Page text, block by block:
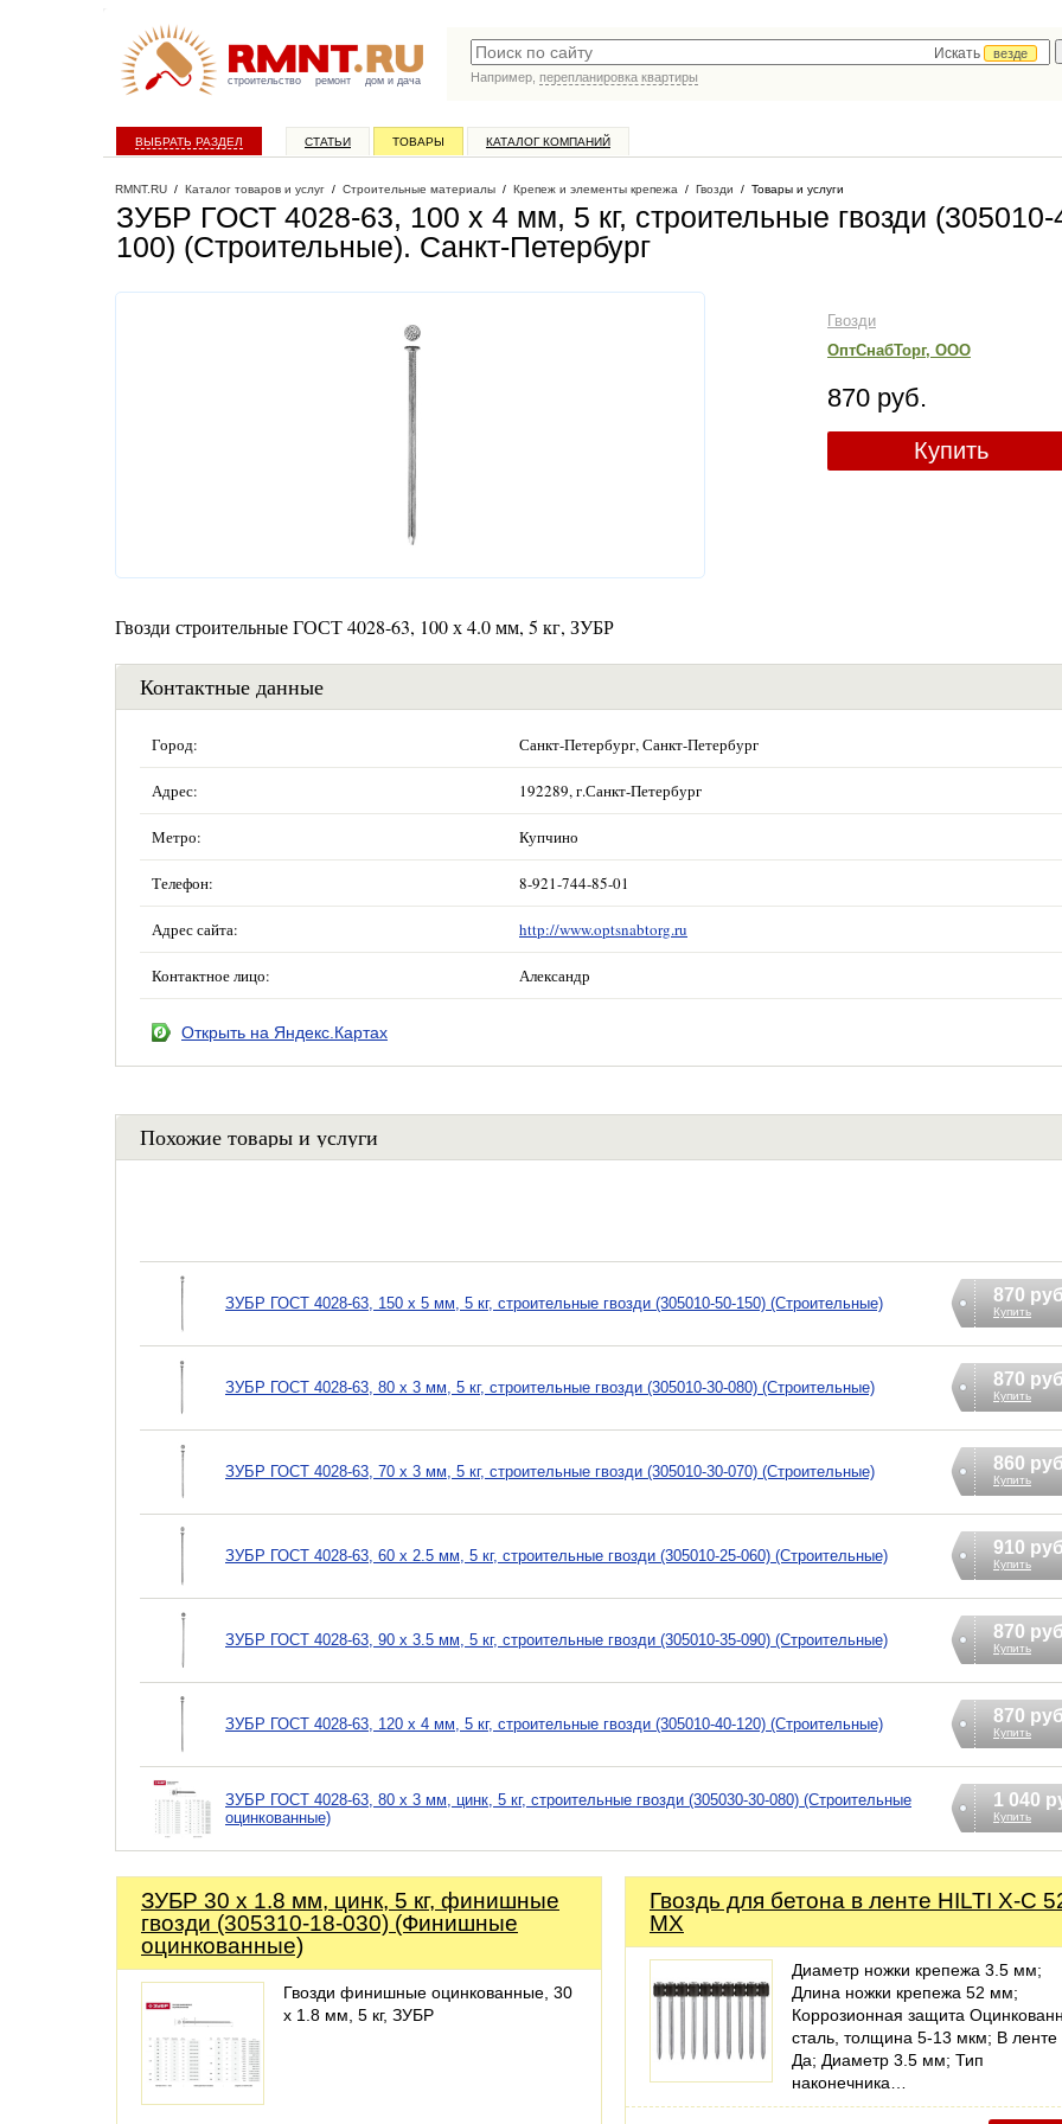
строительство ремонт дом и дача
Искать
везде
Например, перепланировка квартиры
ВЫБРАТЬ РАЗДЕЛ СТАТЬИ ТОВАРЫ КАТАЛОГ КОМПАНИЙ
RMNT.RU / Каталог товаров и услуг / Строительные материалы / Крепеж и элементы крепежа / Гвозди / Товары и услуги
ЗУБР ГОСТ 4028-63, 100 x 4 мм, 5 кг, строительные гвозди (305010-
100) (Строительные). Санкт-Петербург
Гвозди
ОптСнабТорг, ООО
870 руб.
Купить
Гвозди строительные ГОСТ 4028-63, 100 х 4.0 мм, 5 кг, ЗУБР
Контактные данные
Город: Санкт-Петербург, Санкт-Петербург
Адрес: 192289, г.Санкт-Петербург
Метро: Купчино
Телефон: 8-921-744-85-01
Адрес сайта: http://www.optsnabtorg.ru
Контактное лицо: Александр
Открыть на Яндекс.Картах
Похожие товары и услуги
ЗУБР ГОСТ 4028-63, 150 x 5 мм, 5 кг, строительные гвозди (305010-50-150) (Строительные) 870 руб
Купить
ЗУБР ГОСТ 4028-63, 80 x 3 мм, 5 кг, строительные гвозди (305010-30-080) (Строительные) 870 руб
Купить
ЗУБР ГОСТ 4028-63, 70 x 3 мм, 5 кг, строительные гвозди (305010-30-070) (Строительные) 860 руб
Купить
ЗУБР ГОСТ 4028-63, 60 x 2.5 мм, 5 кг, строительные гвозди (305010-25-060) (Строительные) 910 руб
Купить
ЗУБР ГОСТ 4028-63, 90 x 3.5 мм, 5 кг, строительные гвозди (305010-35-090) (Строительные) 870 руб
Купить
ЗУБР ГОСТ 4028-63, 120 x 4 мм, 5 кг, строительные гвозди (305010-40-120) (Строительные) 870 руб
Купить
ЗУБР ГОСТ 4028-63, 80 x 3 мм, цинк, 5 кг, строительные гвозди (305030-30-080) (Строительные
оцинкованные)
1 040
Купить
ЗУБР 30 x 1.8 мм, цинк, 5 кг, финишные
гвозди (305310-18-030) (Финишные
оцинкованные)
Гвозди финишные оцинкованные, 30
х 1.8 мм, 5 кг, ЗУБР
Гвоздь для бетона в ленте HILTI X-C
MX
Диаметр ножки крепежа 3.5 мм;
Длина ножки крепежа 52 мм;
Коррозионная защита
сталь, толщина 5-13 мкм; В ленте
Да; Диаметр 3.5 мм; Тип
наконечника…